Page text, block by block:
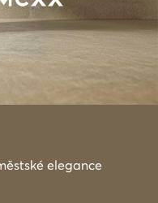
elegance